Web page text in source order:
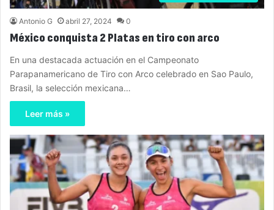
Antonio G abril 27, 2024 0
México conquista 2 Platas en tiro con arco
En una destacada actuación en el Campeonato
Parapanamericano de Tiro con Arco celebrado en Sao Paulo,
Brasil, la selección mexicana…
Leer más »